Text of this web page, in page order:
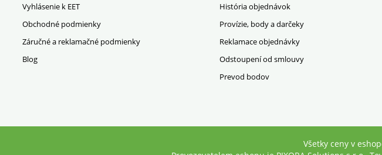
Vyhlásenie k EET
Obchodné podmienky
Záručné a reklamačné podmienky
Blog
História objednávok
Provízie, body a darčeky
Reklamace objednávky
Odstoupení od smlouvy
Prevod bodov
Všetky ceny v